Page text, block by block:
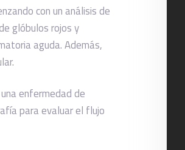
con un análisis de
glóbulos rojos y
aguda. Además,
enfermedad de
para evaluar el flujo